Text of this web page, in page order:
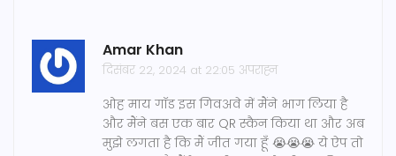
Amar Khan
दिसंबर 22, 2024 at 22:05 अपराह्न
ओह माय गॉड इस गिवअवे में मैंने भाग लिया है
और मैंने बस एक बार QR स्कैन किया था और अब
मुझे लगता है कि मैं जीत गया हूँ 😭😭😭 ये ऐप तो